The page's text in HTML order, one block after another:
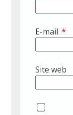
E-mail *
Site web